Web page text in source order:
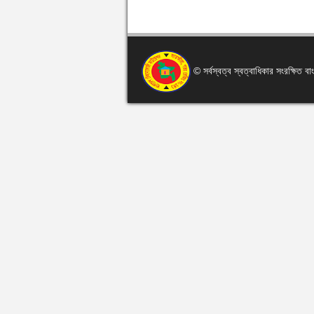
© সর্বস্বত্ব স্বত্বাধিকার সংরক্ষিত